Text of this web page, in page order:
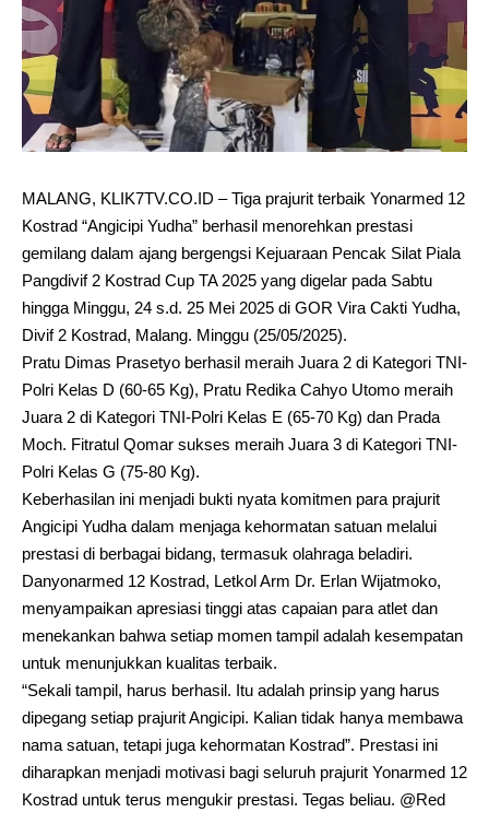
MALANG, KLIK7TV.CO.ID – Tiga prajurit terbaik Yonarmed 12
Kostrad “Angicipi Yudha” berhasil menorehkan prestasi
gemilang dalam ajang bergengsi Kejuaraan Pencak Silat Piala
Pangdivif 2 Kostrad Cup TA 2025 yang digelar pada Sabtu
hingga Minggu, 24 s.d. 25 Mei 2025 di GOR Vira Cakti Yudha,
Divif 2 Kostrad, Malang. Minggu (25/05/2025).
Pratu Dimas Prasetyo berhasil meraih Juara 2 di Kategori TNI-
Polri Kelas D (60-65 Kg), Pratu Redika Cahyo Utomo meraih
Juara 2 di Kategori TNI-Polri Kelas E (65-70 Kg) dan Prada
Moch. Fitratul Qomar sukses meraih Juara 3 di Kategori TNI-
Polri Kelas G (75-80 Kg).
Keberhasilan ini menjadi bukti nyata komitmen para prajurit
Angicipi Yudha dalam menjaga kehormatan satuan melalui
prestasi di berbagai bidang, termasuk olahraga beladiri.
Danyonarmed 12 Kostrad, Letkol Arm Dr. Erlan Wijatmoko,
menyampaikan apresiasi tinggi atas capaian para atlet dan
menekankan bahwa setiap momen tampil adalah kesempatan
untuk menunjukkan kualitas terbaik.
“Sekali tampil, harus berhasil. Itu adalah prinsip yang harus
dipegang setiap prajurit Angicipi. Kalian tidak hanya membawa
nama satuan, tetapi juga kehormatan Kostrad”. Prestasi ini
diharapkan menjadi motivasi bagi seluruh prajurit Yonarmed 12
Kostrad untuk terus mengukir prestasi. Tegas beliau. @Red